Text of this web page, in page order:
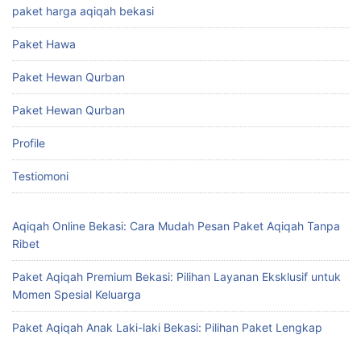
paket harga aqiqah bekasi
Paket Hawa
Paket Hewan Qurban
Paket Hewan Qurban
Profile
Testiomoni
Aqiqah Online Bekasi: Cara Mudah Pesan Paket Aqiqah Tanpa
Ribet
Paket Aqiqah Premium Bekasi: Pilihan Layanan Eksklusif untuk
Momen Spesial Keluarga
Paket Aqiqah Anak Laki-laki Bekasi: Pilihan Paket Lengkap